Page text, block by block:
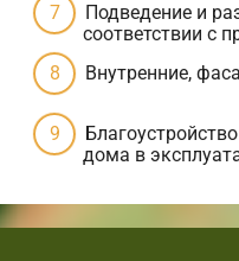
Подведение и
соответствии с
Внутренние,
дома в